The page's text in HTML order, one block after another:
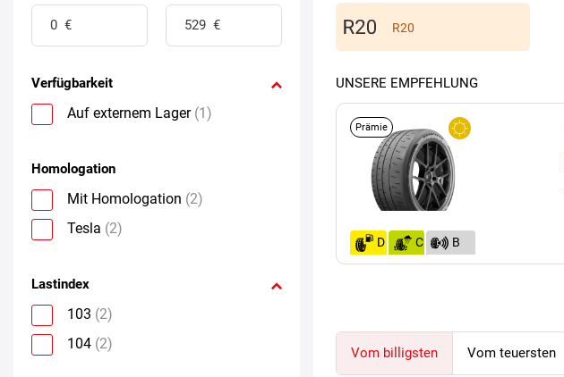
Verfügbarkeit
Auf externem Lager (1)
Homologation
Mit Homologation (2)
Tesla (2)
Lastindex
103 (2)
104 (2)
R20
UNSERE EMPFEHLUNG
Prämie
D C
B
(74)
Vom billigsten Vom teuersten